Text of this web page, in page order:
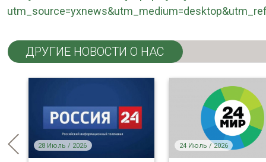
ДРУГИЕ НОВОСТИ О НАС
28 Июль / 2026 24 Июль / 2026